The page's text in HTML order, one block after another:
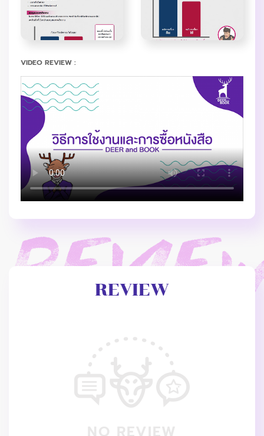
VIDEO REVIEW :
REVIEW